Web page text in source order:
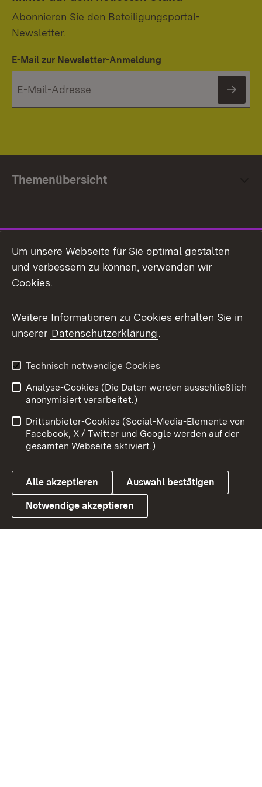
Abonnieren Sie den Beteiligungsportal-
Newsletter.
E-Mail zur Newsletter-Anmeldung
Themenübersicht
Facebook
X / Twitter
Youtube
Link zum Landesportal
Impressum
Kontakt
Barrierefreiheit
Datenschutz
Cookies
Um unsere Webseite für Sie optimal gestalten
und verbessern zu können, verwenden wir
Cookies.
Weitere Informationen zu Cookies erhalten Sie in
unserer Datenschutzerklärung.
Technisch notwendige Cookies
Analyse-Cookies (Die Daten werden ausschließlich
anonymisiert verarbeitet.)
Drittanbieter-Cookies (Social-Media-Elemente von
Facebook, X / Twitter und Google werden auf der
gesamten Webseite aktiviert.)
Alle akzeptieren Auswahl bestätigen
Notwendige akzeptieren